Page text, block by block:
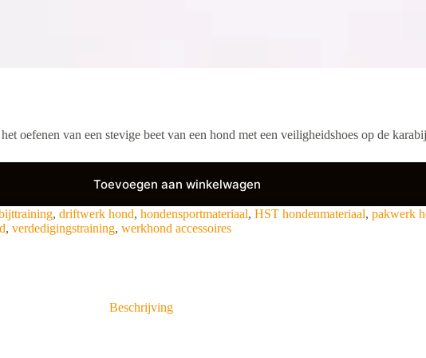
oefenen van een stevige beet van een hond met een veiligheidshoes op de
Toevoegen aan winkelwagen
, driftwerk hond, hondensportmateriaal, HST hondenmateriaal, pakwerk
, verdedigingstraining, werkhond accessoires
Beschrijving